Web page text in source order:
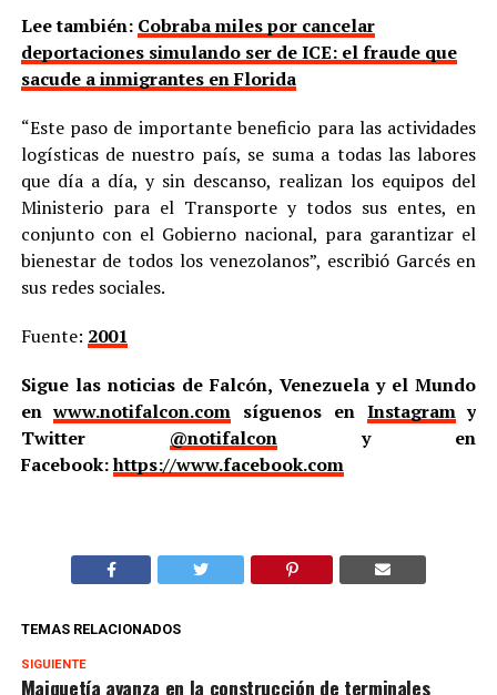
Lee también: Cobraba miles por cancelar
deportaciones simulando ser de ICE: el fraude que
sacude a inmigrantes en Florida
“Este paso de importante beneficio para las actividades
logísticas de nuestro país, se suma a todas las labores
que día a día, y sin descanso, realizan los equipos del
Ministerio para el Transporte y todos sus entes, en
conjunto con el Gobierno nacional, para garantizar el
bienestar de todos los venezolanos”, escribió Garcés en
sus redes sociales.
Fuente: 2001
Sigue las noticias de Falcón, Venezuela y el Mundo
enwww.notifalcon.com síguenos en Instagramy
Twitter @notifalcony en
Facebook:https://www.facebook.com
TEMAS RELACIONADOS
SIGUIENTE
Maiquetía avanza en la construcción de terminales